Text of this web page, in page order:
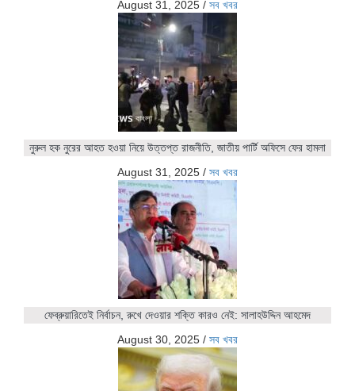
August 31, 2025 / সব খবর
নুরুল হক নুরের আহত হওয়া নিয়ে উত্তপ্ত রাজনীতি, জাতীয় পার্টি অফিসে ফের হামলা
August 31, 2025 / সব খবর
ফেব্রুয়ারিতেই নির্বাচন, রুখে দেওয়ার শক্তি কারও নেই: সালাহউদ্দিন আহমেদ
August 30, 2025 / সব খবর